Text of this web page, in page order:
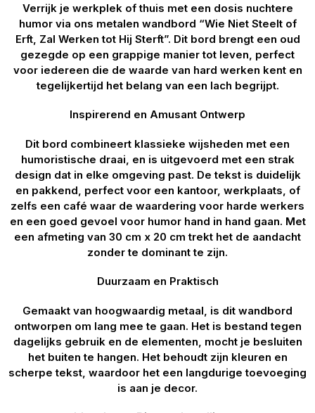
Verrijk je werkplek of thuis met een dosis nuchtere
humor via ons metalen wandbord “Wie Niet Steelt of
Erft, Zal Werken tot Hij Sterft”. Dit bord brengt een oud
gezegde op een grappige manier tot leven, perfect
voor iedereen die de waarde van hard werken kent en
tegelijkertijd het belang van een lach begrijpt.
Inspirerend en Amusant Ontwerp
Dit bord combineert klassieke wijsheden met een
humoristische draai, en is uitgevoerd met een strak
design dat in elke omgeving past. De tekst is duidelijk
en pakkend, perfect voor een kantoor, werkplaats, of
zelfs een café waar de waardering voor harde werkers
en een goed gevoel voor humor hand in hand gaan. Met
een afmeting van 30 cm x 20 cm trekt het de aandacht
zonder te dominant te zijn.
Duurzaam en Praktisch
Gemaakt van hoogwaardig metaal, is dit wandbord
ontworpen om lang mee te gaan. Het is bestand tegen
dagelijks gebruik en de elementen, mocht je besluiten
het buiten te hangen. Het behoudt zijn kleuren en
scherpe tekst, waardoor het een langdurige toevoeging
is aan je decor.